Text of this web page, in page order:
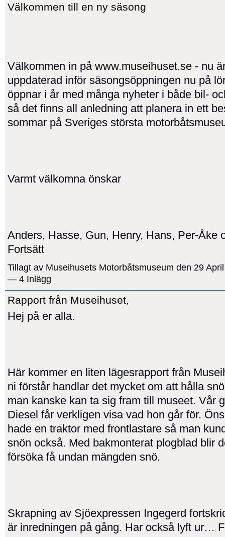
Välkommen till en ny säsong
Välkommen in på www.museihuset.se - nu
uppdaterad inför säsongsöppningen nu på
öppnar i år med många nyheter i både bil-
så det finns all anledning att planera in ett
sommar på Sveriges största
Varmt välkomna önskar
Anders, Hasse, Gun, Henry, Hans, Per-Åke
Fortsätt
Tillagt av Museihusets Motorbåtsmuseum den 29
— 4 Inlägg
Rapport från Museihuset,
Hej på er alla.
Här kommer en liten lägesrapport från
ni förstår handlar det mycket om att hålla
man kanske kan ta sig fram till museet. Vår
Diesel får verkligen visa vad hon går för.
hade en traktor med frontlastare så man
snön också. Med bakmonterat plogblad blir
försöka få undan mängden snö.
Skrapning av Sjöexpressen Ingegerd
är inredningen på gång. Har också lyft ur…